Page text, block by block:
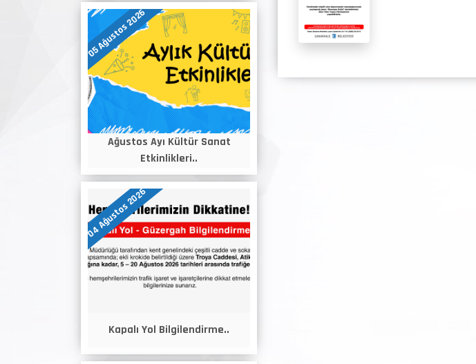
05 Ağustos 2026
Ağustos Ayı Kültür Sanat
Etkinlikleri..
04 Ağustos 2026
Kapalı Yol Bilgilendirme..